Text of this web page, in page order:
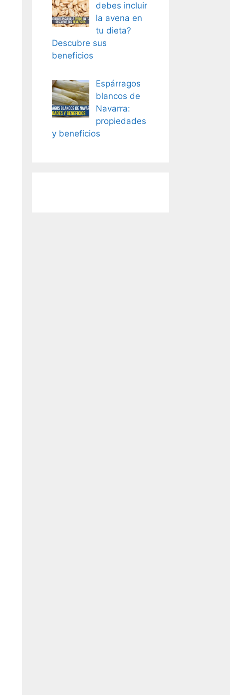
debes incluir
la avena en
tu dieta?
Descubre sus
beneficios
Espárragos
blancos de
Navarra:
propiedades
y beneficios